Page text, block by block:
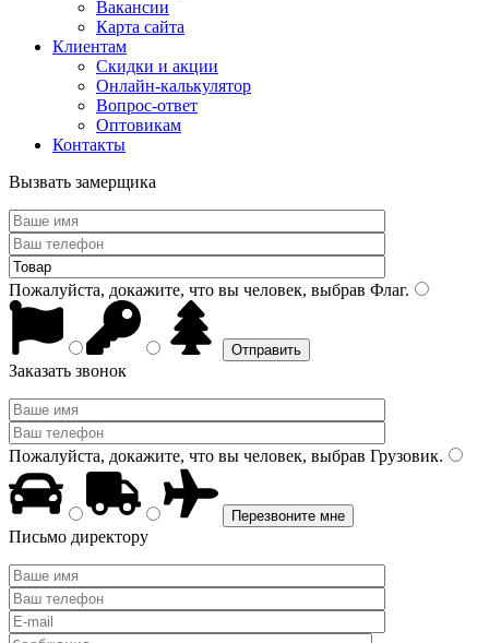
Вакансии
Карта сайта
Клиентам
Скидки и акции
Онлайн-калькулятор
Вопрос-ответ
Оптовикам
Контакты
Вызвать замерщика
Пожалуйста, докажите, что вы человек, выбрав Флаг.
Заказать звонок
Пожалуйста, докажите, что вы человек, выбрав Грузовик.
Письмо директору